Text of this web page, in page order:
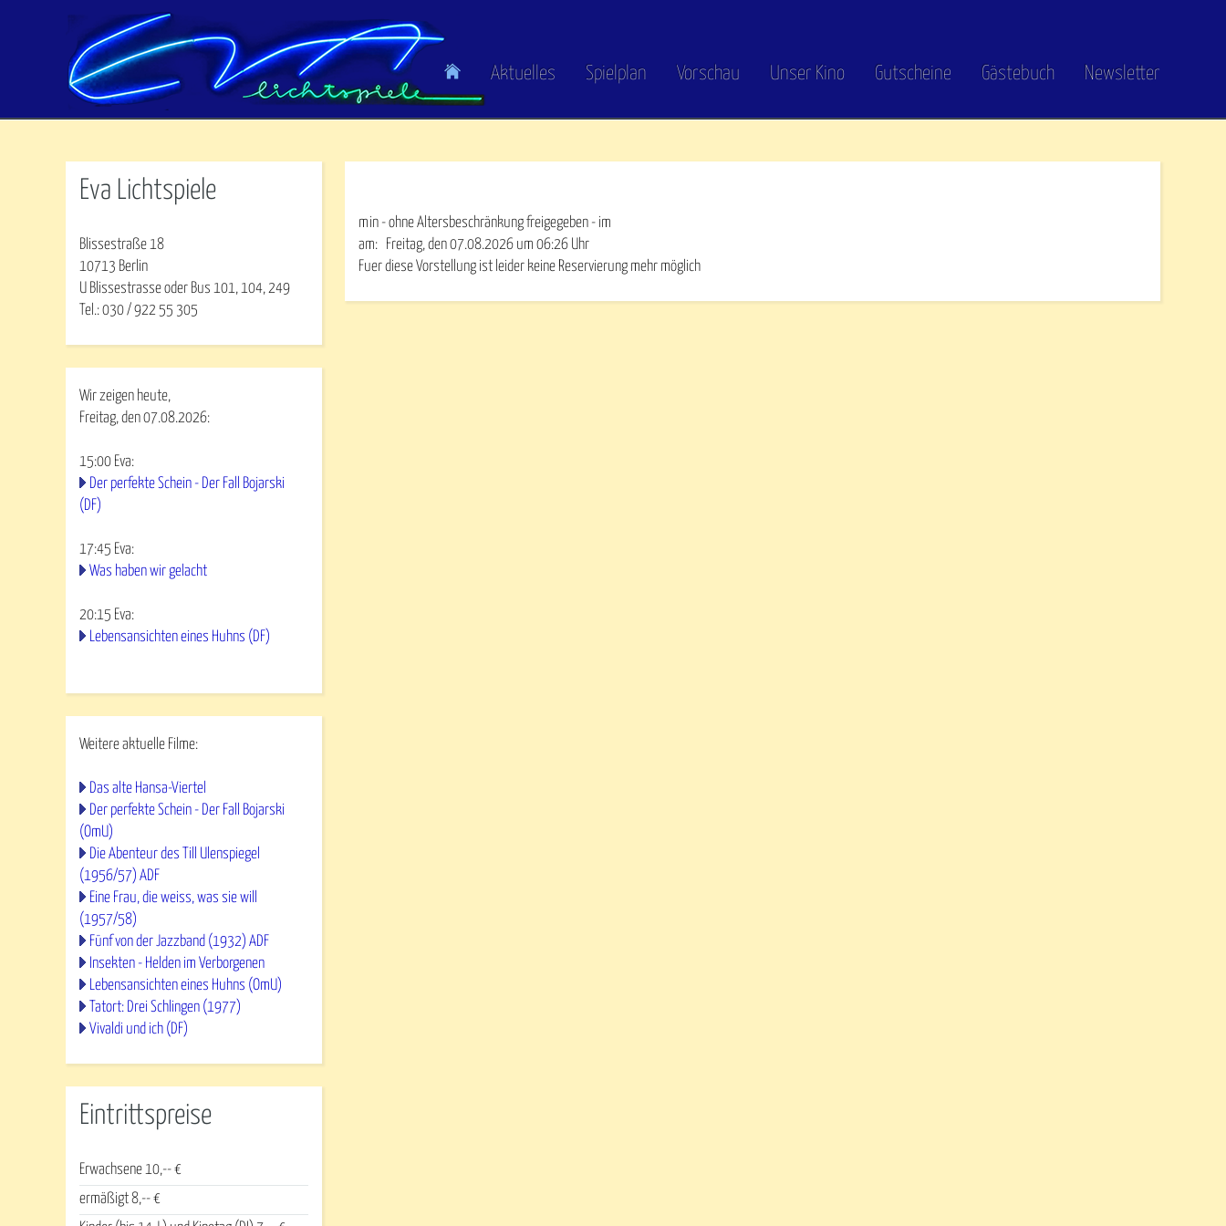
Aktuelles Spielplan Vorschau Unser Kino Gutscheine Gästebuch Newsletter
Eva Lichtspiele
Blissestraße 18
10713 Berlin
U Blissestrasse oder Bus 101, 104, 249
Tel.: 030 / 922 55 305
Wir zeigen heute,
Freitag, den 07.08.2026:
15:00 Eva:
Der perfekte Schein - Der Fall Bojarski
(DF)
17:45 Eva:
Was haben wir gelacht
20:15 Eva:
Lebensansichten eines Huhns (DF)
Weitere aktuelle Filme:
Das alte Hansa-Viertel
Der perfekte Schein - Der Fall Bojarski
(OmU)
Die Abenteur des Till Ulenspiegel
(1956/57) ADF
Eine Frau, die weiss, was sie will
(1957/58)
Fünf von der Jazzband (1932) ADF
Insekten - Helden im Verborgenen
Lebensansichten eines Huhns (OmU)
Tatort: Drei Schlingen (1977)
Vivaldi und ich (DF)
Eintrittspreise
Erwachsene 10,-- €
ermäßigt 8,-- €
min - ohne Altersbeschränkung freigegeben - im
am: Freitag, den 07.08.2026 um06:26 Uhr
Fuer diese Vorstellung ist leider keine Reservierung mehr möglich